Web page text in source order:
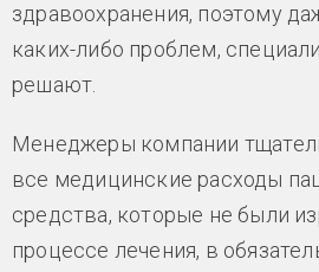
здравоохранения, поэтому
каких-либо проблем,
решают.
Менеджеры компании
все медицинские расходы
средства, которые не были
процессе лечения, в